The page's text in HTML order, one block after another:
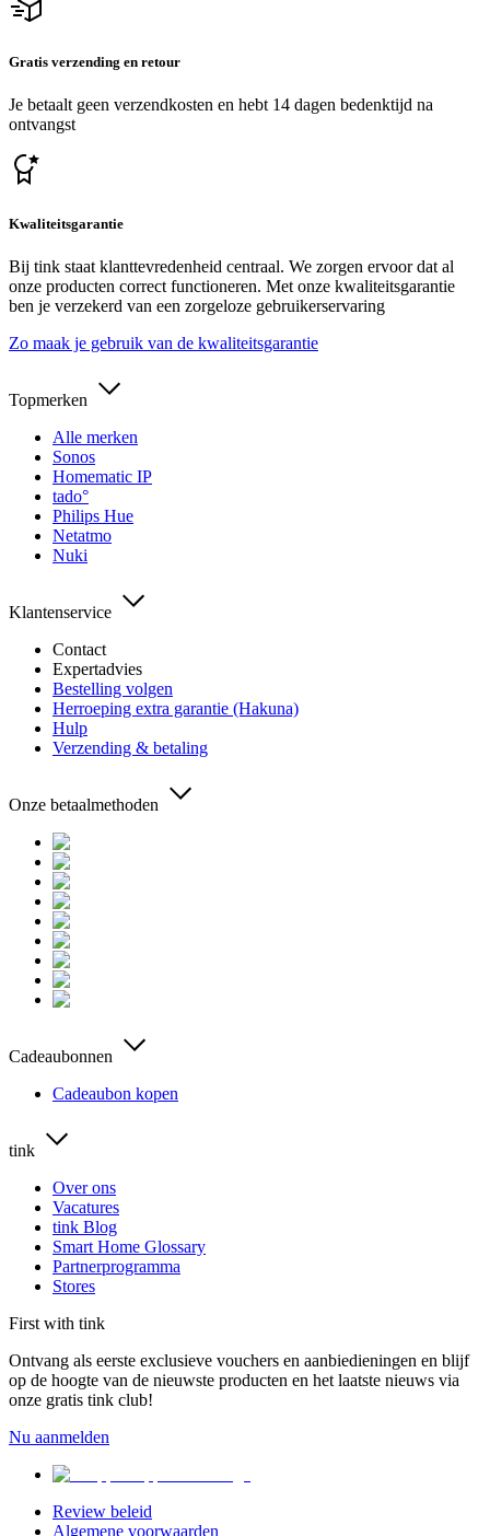
Gratis verzending en retour
Je betaalt geen verzendkosten en hebt 14 dagen bedenktijd na
ontvangst
Kwaliteitsgarantie
Bij tink staat klanttevredenheid centraal. We zorgen ervoor dat al
onze producten correct functioneren. Met onze kwaliteitsgarantie
ben je verzekerd van een zorgeloze gebruikerservaring
Zo maak je gebruik van de kwaliteitsgarantie
Topmerken
Alle merken
Sonos
Homematic IP
tado°
Philips Hue
Netatmo
Nuki
Klantenservice
Contact
Expertadvies
Bestelling volgen
Herroeping extra garantie (Hakuna)
Hulp
Verzending & betaling
Onze betaalmethoden
Cadeaubonnen
Cadeaubon kopen
tink
Over ons
Vacatures
tink Blog
Smart Home Glossary
Partnerprogramma
Stores
First with tink
Ontvang als eerste exclusieve vouchers en aanbiedieningen en blijf
op de hoogte van de nieuwste producten en het laatste nieuws via
onze gratis tink club!
Nu aanmelden
Review beleid
Algemene voorwaarden